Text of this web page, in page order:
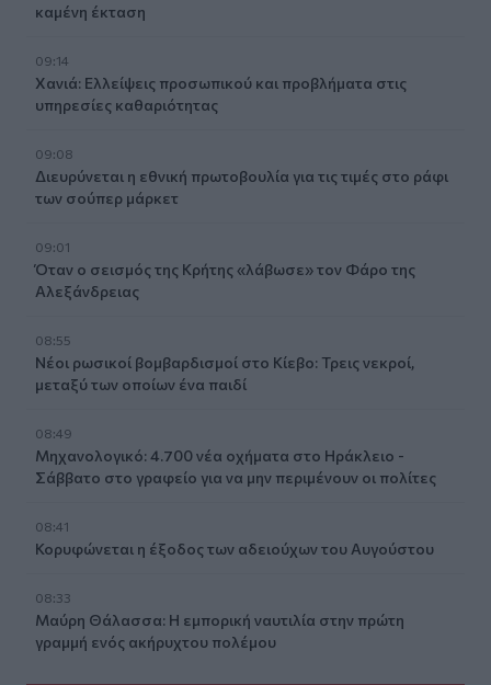
καμένη έκταση
09:14
Χανιά: Ελλείψεις προσωπικού και προβλήματα στις
υπηρεσίες καθαριότητας
09:08
Διευρύνεται η εθνική πρωτοβουλία για τις τιμές στο ράφι
των σούπερ μάρκετ
09:01
Όταν ο σεισμός της Κρήτης «λάβωσε» τον Φάρο της
Αλεξάνδρειας
08:55
Νέοι ρωσικοί βομβαρδισμοί στο Κίεβο: Τρεις νεκροί,
μεταξύ των οποίων ένα παιδί
08:49
Μηχανολογικό: 4.700 νέα οχήματα στο Ηράκλειο -
Σάββατο στο γραφείο για να μην περιμένουν οι πολίτες
08:41
Κορυφώνεται η έξοδος των αδειούχων του Αυγούστου
08:33
Μαύρη Θάλασσα: Η εμπορική ναυτιλία στην πρώτη
γραμμή ενός ακήρυχτου πολέμου